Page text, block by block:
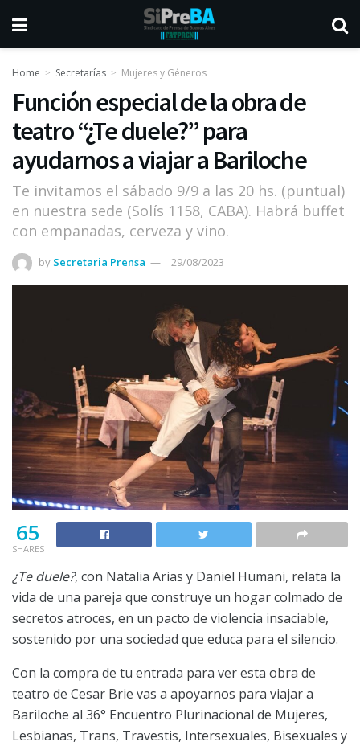
Home Secretarías Mujeres y Géneros
Función especial de la obra de
teatro “¿Te duele?” para
ayudarnos a viajar a Bariloche
Te invitamos el sábado 9/9 a las 20 hs. (puntual)
en nuestra sede (Solís 1158, CABA). Habrá buffet
con empanadas, cerveza y vino.
by Secretaria Prensa 29/08/2023
65
SHARES
¿Te duele?, con Natalia Arias y Daniel Humani, relata la
vida de una pareja que construye un hogar colmado de
secretos atroces, en un pacto de violencia insaciable,
sostenido por una sociedad que educa para el silencio.
Con la compra de tu entrada para ver esta obra de
teatro de Cesar Brie vas a apoyarnos para viajar a
Bariloche al 36° Encuentro Plurinacional de Mujeres,
Lesbianas, Trans, Travestis, Intersexuales, Bisexuales y